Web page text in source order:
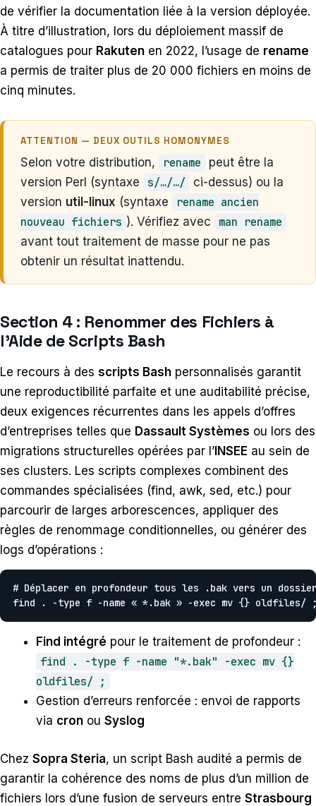
de vérifier la documentation liée à la version déployée.
À titre d’illustration, lors du déploiement massif de
catalogues pour Rakuten en 2022, l’usage de rename
a permis de traiter plus de 20 000 fichiers en moins de
cinq minutes.
ATTENTION — DEUX OUTILS HOMONYMES
Selon votre distribution, rename
peut être la
version Perl (syntaxe
s/…/…/ ci-dessus) ou la
version util-linux (syntaxe
rename ancien
nouveau fichiers ). Vérifiez avec man rename
avant tout traitement de masse pour ne pas
obtenir un résultat inattendu.
Section 4 : Renommer des Fichiers à
l’Aide de Scripts Bash
Le recours à des scripts Bash personnalisés garantit
une reproductibilité parfaite et une auditabilité précise,
deux exigences récurrentes dans les appels d’offres
d’entreprises telles que Dassault Systèmes ou lors des
migrations structurelles opérées par l’ INSEE au sein de
ses clusters. Les scripts complexes combinent des
commandes spécialisées (find, awk, sed, etc.) pour
parcourir de larges arborescences, appliquer des
règles de renommage conditionnelles, ou générer des
logs d’opérations :
# Déplacer en profondeur tous les .bak vers un
find . -type f -name « *.bak » -exec mv {} oldfiles/
Find intégré pour le traitement de profondeur :
find . -type f -name "*.bak" -exec mv {}
oldfiles/ ;
Gestion d’erreurs renforcée : envoi de rapports
via cron ou Syslog
Chez Sopra Steria, un script Bash audité a permis de
garantir la cohérence des noms de plus d’un million de
fichiers lors d’une fusion de serveurs entre Strasbourg